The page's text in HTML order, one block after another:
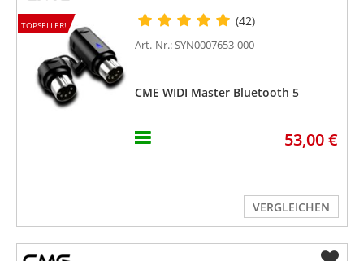
TOPSELLER! (42)
Art.-Nr.: SYN0007653-000
CME WIDI Master Bluetooth 5
53,00 €
VERGLEICHEN